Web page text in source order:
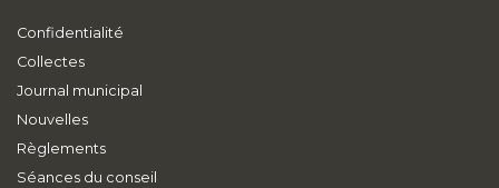
Confidentialité
Collectes
Journal municipal
Nouvelles
Règlements
Séances du conseil